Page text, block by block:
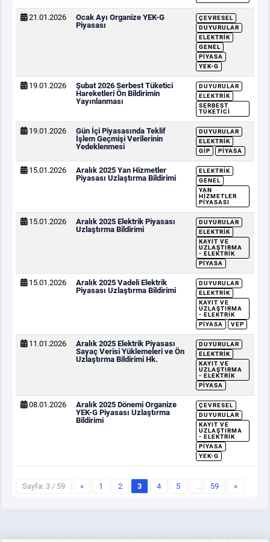
21.01.2026
Ocak Ayı Organize YEK-G
Piyasası
ÇEVRESEL
DUYURULAR
ELEKTRIK
GENEL
PIYASA
YEK-G
19.01.2026
Şubat 2026 Serbest Tüketici
Hareketleri Ön Bildirimin
Yayınlanması
DUYURULAR
ELEKTRIK
SERBEST
TÜKETICI
19.01.2026
Gün İçi Piyasasında Teklif
İşlem Geçmişi Verilerinin
Yedeklenmesi
DUYURULAR
ELEKTRIK
GİP
PIYASA
15.01.2026
Aralık 2025 Yan Hizmetler
Piyasası Uzlaştırma Bildirimi
ELEKTRIK
GENEL
YAN
HIZMETLER
PIYASASI
15.01.2026
Aralık 2025 Elektrik Piyasası
Uzlaştırma Bildirimi
DUYURULAR
ELEKTRIK
KAYIT VE
UZLAŞTIRMA
- ELEKTRIK
PIYASA
15.01.2026
Aralık 2025 Vadeli Elektrik
Piyasası Uzlaştırma Bildirimi
DUYURULAR
ELEKTRIK
KAYIT VE
UZLAŞTIRMA
- ELEKTRIK
PIYASA
VEP
11.01.2026
Aralık 2025 Elektrik Piyasası
Sayaç Verisi Yüklemeleri ve Ön
Uzlaştırma Bildirimi Hk.
DUYURULAR
ELEKTRIK
KAYIT VE
UZLAŞTIRMA
- ELEKTRIK
PIYASA
08.01.2026
Aralık 2025 Dönemi Organize
YEK-G Piyasası Uzlaştırma
Bildirimi
ÇEVRESEL
DUYURULAR
KAYIT VE
UZLAŞTIRMA
- ELEKTRIK
PIYASA
YEK-G
Sayfa: 3 / 59 « 1 2 3 4 5 … 59 »